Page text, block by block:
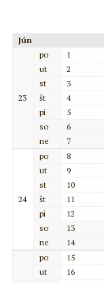
Jún
23
po
1
ut
2
st
3
št
4
pi
5
so
6
ne
7
24
po
8
ut
9
st
10
št
11
pi
12
so
13
ne
14
po
15
ut
16